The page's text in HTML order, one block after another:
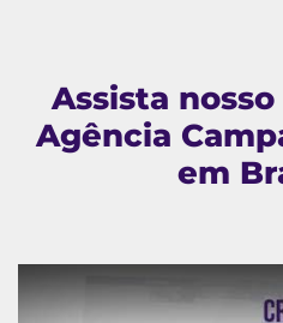
Assista
Agência
em